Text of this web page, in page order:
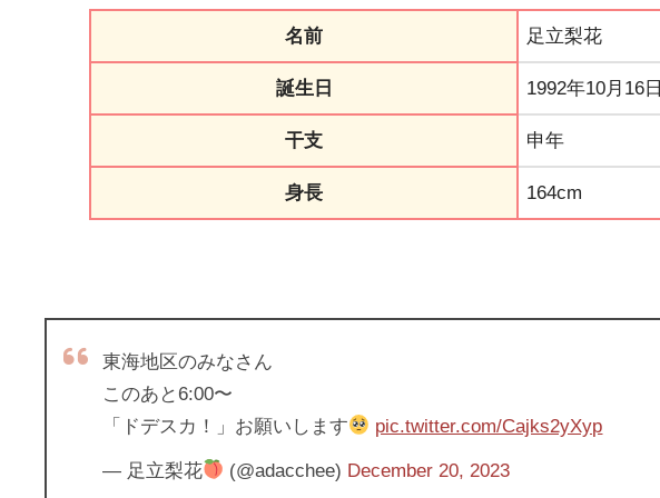
名前 足立梨花
誕生日 1992年10月16日
干支 申年
身長 164cm
東海地区のみなさん
このあと6:00〜
「ドデスカ！」お願いします
pic.twitter.com/Cajks2yXyp
— 足立梨花 (@adacchee) December 20, 2023